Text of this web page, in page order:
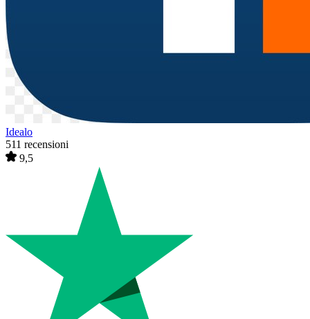
Idealo
511 recensioni
9,5